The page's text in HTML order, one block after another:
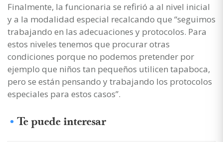
Finalmente, la funcionaria se refirió a al nivel inicial
y a la modalidad especial recalcando que “seguimos
trabajando en las adecuaciones y protocolos. Para
estos niveles tenemos que procurar otras
condiciones porque no podemos pretender por
ejemplo que niños tan pequeños utilicen tapaboca,
pero se están pensando y trabajando los protocolos
especiales para estos casos”.
Te puede interesar